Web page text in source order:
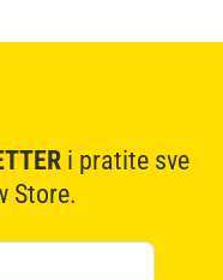
i pratite sve
Store.